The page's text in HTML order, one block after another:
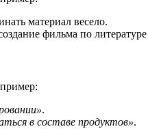
материал весело.
фильма по
.
в составе продуктов».